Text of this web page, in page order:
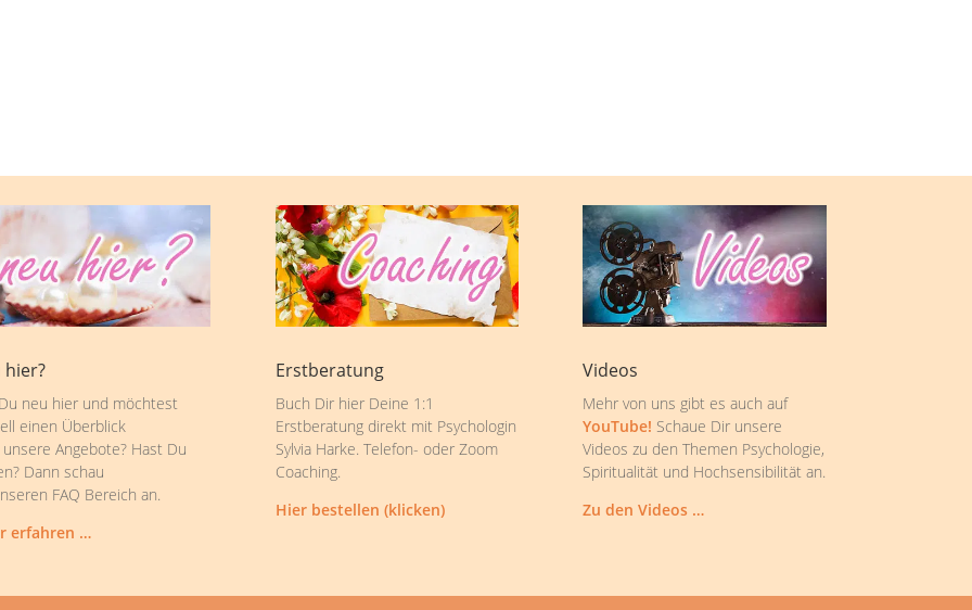
hier?
neu hier und möchtest
einen Überblick
Angebote? Hast Du
Dann schau
FAQ Bereich an.
erfahren …
Erstberatung
Buch Dir hier Deine 1:1
Erstberatung direkt mit Psychologin
Sylvia Harke. Telefon- oder Zoom
Coaching.
Hier bestellen (klicken)
Videos
Mehr von uns gibt es auch auf
YouTube! Schaue Dir unsere
Videos zu den Themen Psychologie,
Spiritualität und Hochsensibilität an.
Zu den Videos …